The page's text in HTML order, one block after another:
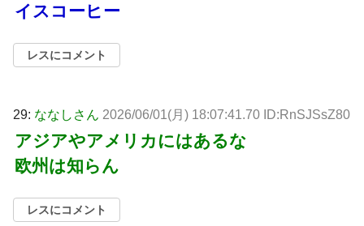
イスコーヒー
レスにコメント
29: ななしさん 2026/06/01(月) 18:07:41.70 ID:RnSJSsZ80
アジアやアメリカにはあるな
欧州は知らん
レスにコメント